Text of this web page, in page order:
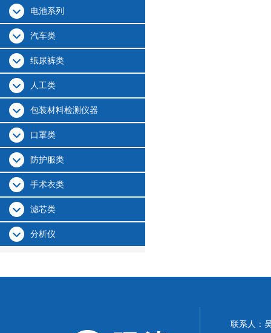
电池系列
汽车类
纸尿裤类
人工类
包装材料检测仪器
口罩类
防护服类
手术衣类
滤芯类
分析仪
联系人：